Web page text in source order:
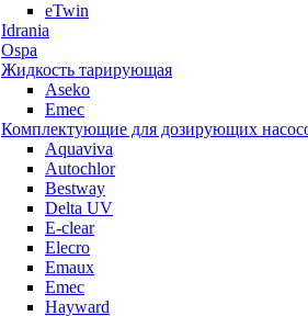
eTwin
Idrania
Ospa
Жидкость тарирующая
Aseko
Emec
Комплектующие для дозирующих
Aquaviva
Autochlor
Bestway
Delta UV
E-clear
Elecro
Emaux
Emec
Hayward